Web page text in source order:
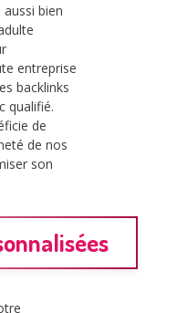
aussi bien
entreprise
backlinks
qualifié.
de
de nos
son